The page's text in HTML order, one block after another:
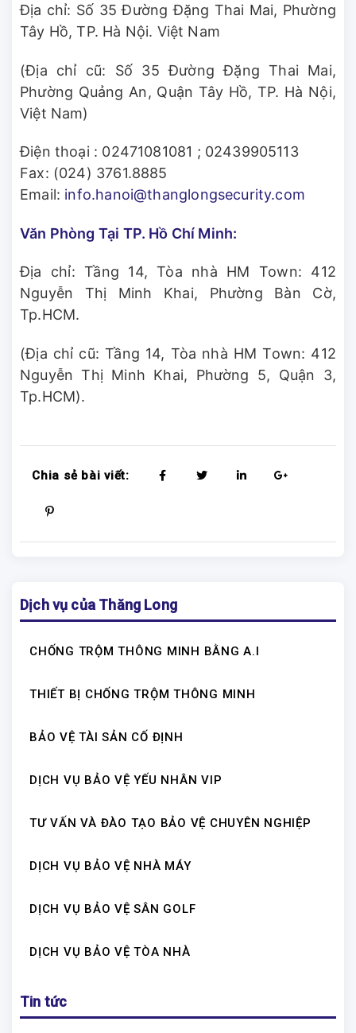
Dịch vụ của Thăng Long
CHỐNG TRỘM THÔNG MINH BẰNG A.I
THIẾT BỊ CHỐNG TRỘM THÔNG MINH
BẢO VỆ TÀI SẢN CỐ ĐỊNH
DỊCH VỤ BẢO VỆ YẾU NHÂN VIP
TƯ VẤN VÀ ĐÀO TẠO BẢO VỆ CHUYÊN NGHIỆP
DỊCH VỤ BẢO VỆ NHÀ MÁY
DỊCH VỤ BẢO VỆ SÂN GOLF
DỊCH VỤ BẢO VỆ TÒA NHÀ
Tin tức
Địa chỉ: Số 35 Đường Đặng Thai Mai, Phường
Tây Hồ, TP. Hà Nội. Việt Nam
(Địa chỉ cũ: Số 35 Đường Đặng Thai Mai,
Phường Quảng An, Quận Tây Hồ, TP. Hà Nội,
Việt Nam)
Điện thoại : 02471081081 ; 02439905113
Fax: (024) 3761.8885
Email: info.hanoi@thanglongsecurity.com
Văn Phòng Tại TP. Hồ Chí Minh:
Địa chỉ: Tầng 14, Tòa nhà HM Town: 412
Nguyễn Thị Minh Khai, Phường Bàn Cờ,
Tp.HCM.
(Địa chỉ cũ: Tầng 14, Tòa nhà HM Town: 412
Nguyễn Thị Minh Khai, Phường 5, Quận 3,
Tp.HCM).
Chia sẻ bài viết: